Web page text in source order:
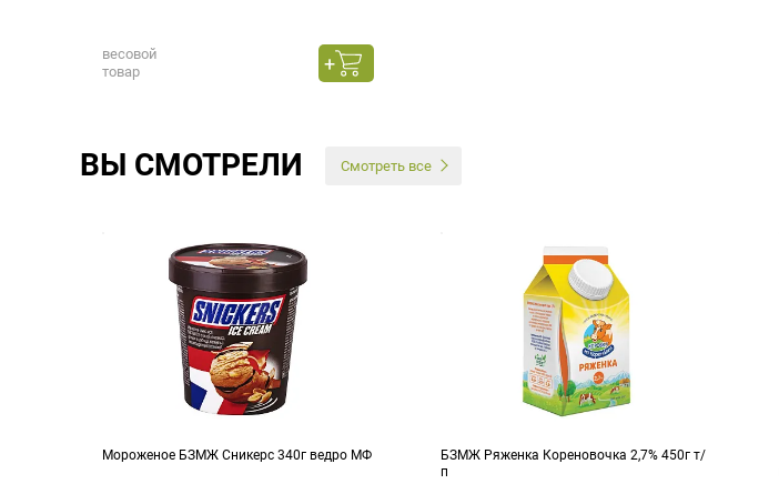
весовой
товар
ВЫ СМОТРЕЛИ Смотреть все
Мороженое БЗМЖ Сникерс 340г ведро МФ
БЗМЖ Ряженка Кореновочка 2,7% 450г т/
п